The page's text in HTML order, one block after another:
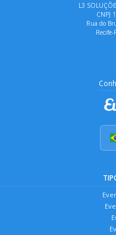
L3
CNPJ
Rua do